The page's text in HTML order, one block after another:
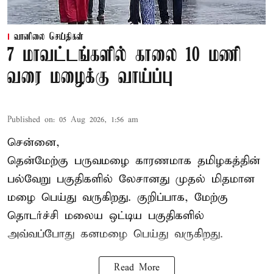
வானிலை செய்திகள்
7 மாவட்டங்களில் காலை 10 மணி
வரை மழைக்கு வாய்ப்பு
Published on: 05 Aug 2026, 1:56 am
சென்னை,
தென்மேற்கு பருவமழை காரணமாக தமிழகத்தின்
பல்வேறு பகுதிகளில் லேசானது முதல் மிதமான
மழை பெய்து வருகிறது. குறிப்பாக, மேற்கு
தொடர்ச்சி மலைய ஒட்டிய பகுதிகளில்
அவ்வப்போது கனமழை பெய்து வருகிறது.
Read More